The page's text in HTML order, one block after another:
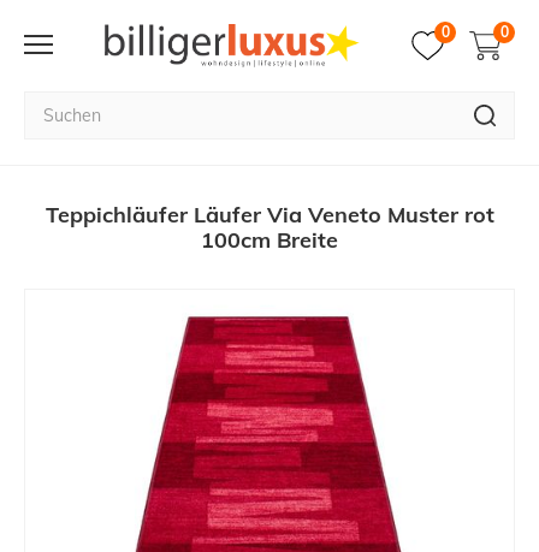
0 0
Teppichläufer Läufer Via Veneto Muster rot
100cm Breite